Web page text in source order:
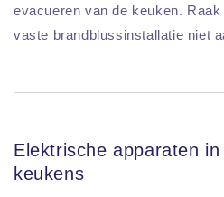
evacueren van de keuken.
vaste brandblussinstallatie niet
Elektrische apparaten
keukens